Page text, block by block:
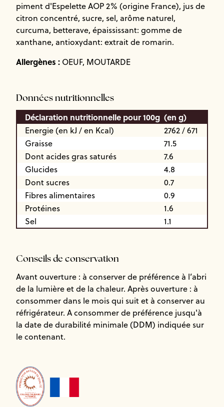
piment d'Espelette AOP 2% (origine France), jus de
citron concentré, sucre, sel, arôme naturel,
curcuma, betterave, épaississant: gomme de
xanthane, antioxydant: extrait de romarin.
Allergènes : OEUF, MOUTARDE
Données nutritionnelles
Déclaration nutritionnelle pour 100g (en g)
Energie (en kJ / en Kcal)
2762 / 671
Graisse
71.5
Dont acides gras saturés
7.6
Glucides
4.8
Dont sucres
0.7
Fibres alimentaires
0.9
Protéines
1.6
Sel
1.1
Conseils de conservation
Avant ouverture : à conserver de préférence à l’abri
de la lumière et de la chaleur. Après ouverture : à
consommer dans le mois qui suit et à conserver au
réfrigérateur. A consommer de préférence jusqu'à
la date de durabilité minimale (DDM) indiquée sur
le contenant.